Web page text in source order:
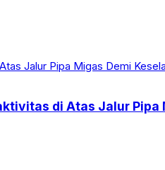
di Atas Jalur Pipa